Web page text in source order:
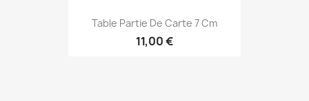
Table Partie De Carte 7 Cm
11,00 €